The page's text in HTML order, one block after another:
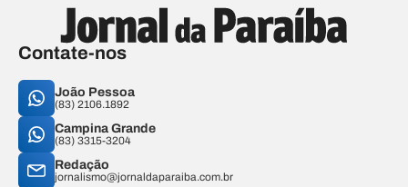
Contate-nos
João Pessoa
(83) 2106.1892
Campina Grande
(83) 3315-3204
Redação
jornalismo@jornaldaparaiba.com.br